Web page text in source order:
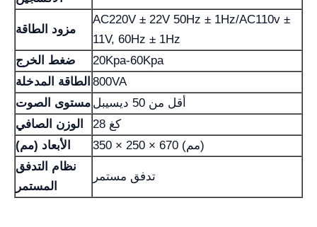
مزود الطاقة
AC220V ± 22V 50Hz ± 1Hz/AC110v ±
11V, 60Hz ± 1Hz
ضغط الخرج
20Kpa-60Kpa
الطاقة المدخلة 800VA
مستوى الصوت
أقل من 50 ديسيبل
الوزن الصافي
28 كغ
الأبعاد (مم)
350 × 250 × 670 (مم)
نظام التدفق
المستمر
تدفق مستمر